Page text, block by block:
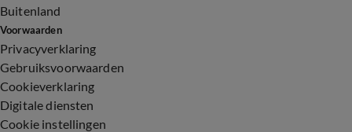
Buitenland
Voorwaarden
Privacyverklaring
Gebruiksvoorwaarden
Cookieverklaring
Digitale diensten
Cookie instellingen